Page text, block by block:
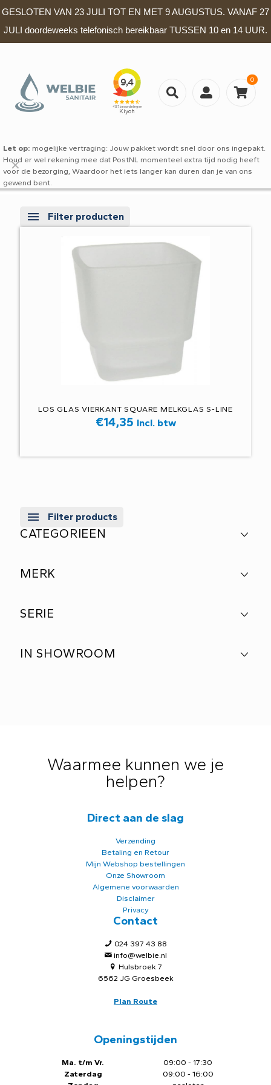
GESLOTEN VAN 23 JULI TOT EN MET 9 AUGUSTUS. VANAF 27
JULI doordeweeks telefonisch bereikbaar TUSSEN 10 en 14 UUR.
0
Let op: mogelijke vertraging: Jouw pakket wordt snel door ons ingepakt.
Houd er wel rekening mee dat PostNL momenteel extra tijd nodig heeft
voor de bezorging, Waardoor het iets langer kan duren dan je van ons
gewend bent.
✕
Filter producten
LOS GLAS VIERKANT SQUARE MELKGLAS S-LINE
€14,35 Incl. btw
Filter products
CATEGORIEEN
MERK
SERIE
IN SHOWROOM
Waarmee kunnen we je
helpen?
Direct aan de slag
Verzending
Betaling en Retour
Mijn Webshop bestellingen
Onze Showroom
Algemene voorwaarden
Disclaimer
Privacy
Contact
024 397 43 88
info@welbie.nl
Hulsbroek 7
6562 JG Groesbeek
Plan Route
Openingstijden
Ma. t/m Vr.
Zaterdag
09:00 - 17:30
09:00 - 16:00